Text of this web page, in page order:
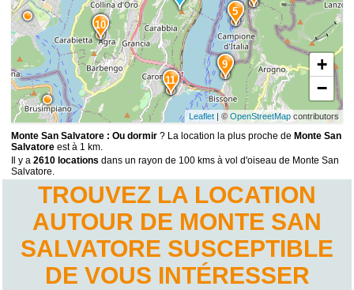
11
10
9
5
+
−
Leaflet| © OpenStreetMapcontributors
Monte San Salvatore : Ou dormir ? La location la plus proche de Monte San
Salvatore est à 1 km.
Il y a2610 locations dans un rayon de 100 kms à vol d'oiseau de Monte San
Salvatore.
TROUVEZ LA LOCATION
AUTOUR DE MONTE SAN
SALVATORE SUSCEPTIBLE
DE VOUS INTÉRESSER